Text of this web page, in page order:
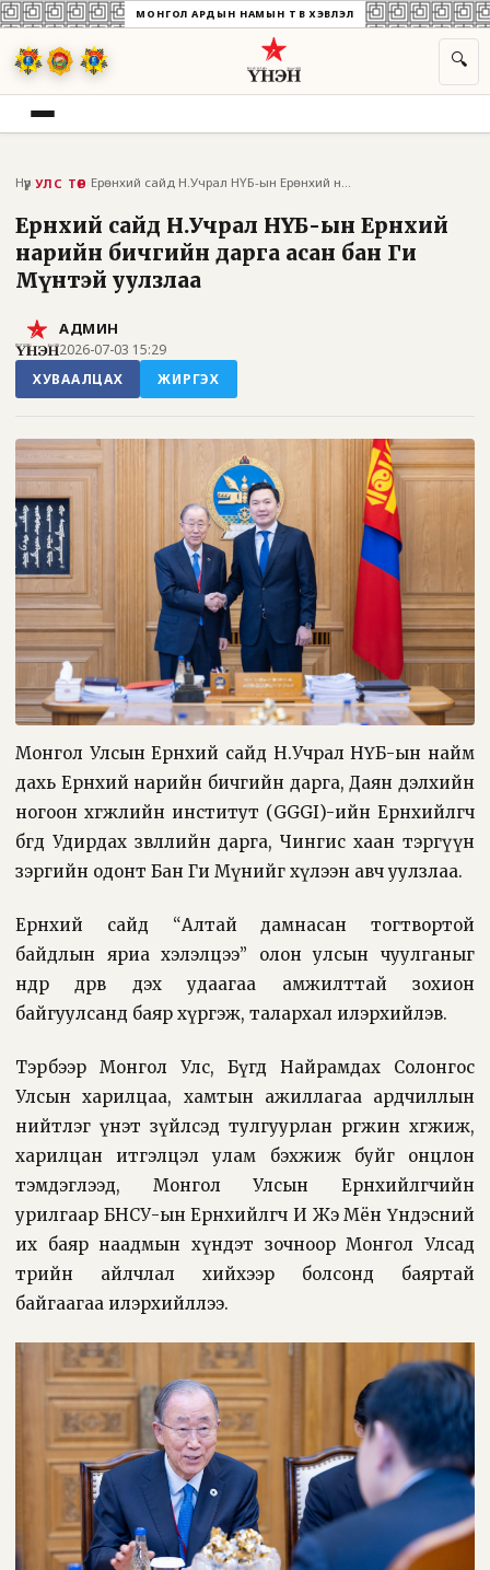
МОНГОЛ АРДЫН НАМЫН ТӨВ ХЭВЛЭЛ
🔍
Нүүр УЛС ТӨР Ерөнхий сайд Н.Учрал НҮБ-ын Ерөнхий нари...
Ерөнхий сайд Н.Учрал НҮБ-ын Ерөнхий
нарийн бичгийн дарга асан бан Ги
Мүнтэй уулзлаа
АДМИН
2026-07-03 15:29
ХУВААЛЦАХ
ЖИРГЭХ
Монгол Улсын Ерөнхий сайд Н.Учрал НҮБ-ын найм
дахь Ерөнхий нарийн бичгийн дарга, Даян дэлхийн
ногоон хөгжлийн институт (GGGI)-ийн Ерөнхийлөгч
бөгөөд Удирдах зөвлөлийн дарга, Чингис хаан тэргүүн
зэргийн одонт Бан Ги Мүнийг хүлээн авч уулзлаа.
Ерөнхий сайд “Алтай дамнасан тогтвортой
байдлын яриа хэлэлцээ” олон улсын чуулганыг
өнөөдөр дөрөв дэх удаагаа амжилттай зохион
байгуулсанд баяр хүргэж, талархал илэрхийлэв.
Тэрбээр Монгол Улс, Бүгд Найрамдах Солонгос
Улсын харилцаа, хамтын ажиллагаа ардчиллын
нийтлэг үнэт зүйлсэд тулгуурлан өргөжин хөгжиж,
харилцан итгэлцэл улам бэхжиж буйг онцлон
тэмдэглээд, Монгол Улсын Ерөнхийлөгчийн
урилгаар БНСУ-ын Ерөнхийлөгч И Жэ Мён Үндэсний
их баяр наадмын хүндэт зочноор Монгол Улсад
төрийн айлчлал хийхээр болсонд баяртай
байгаагаа илэрхийллээ.